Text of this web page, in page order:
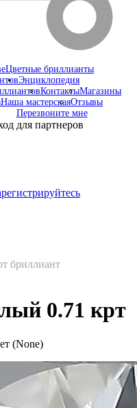
Цветные бриллианты
Энциклопедия
КонтактыМагазины
Наша мастерскаяОтзывы
Перезвоните мне
для партнеров
бриллиант
0.71 крт
(None)